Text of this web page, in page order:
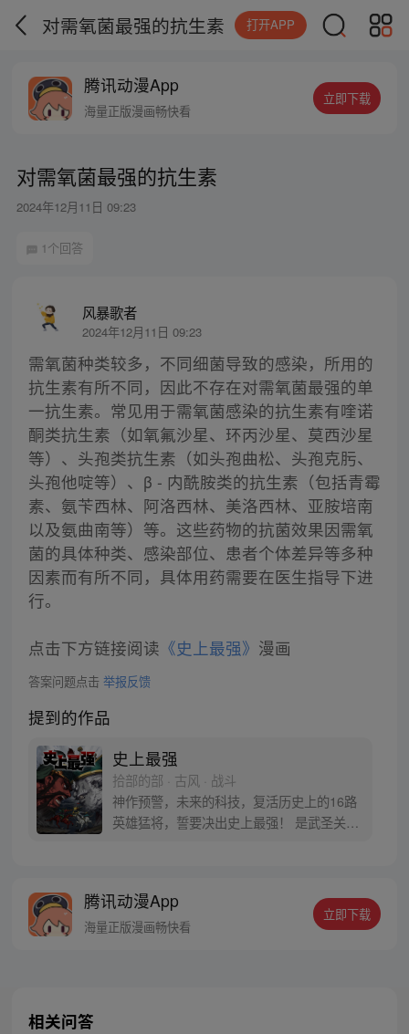
对需氧菌最强的抗生素 打开APP
腾讯动漫App
海量正版漫画畅快看
立即下载
对需氧菌最强的抗生素
2024年12月11日 09:23
1个回答
风暴歌者
2024年12月11日 09:23
需氧菌种类较多，不同细菌导致的感染，所用的
抗生素有所不同，因此不存在对需氧菌最强的单
一抗生素。常见用于需氧菌感染的抗生素有喹诺
酮类抗生素（如氧氟沙星、环丙沙星、莫西沙星
等）、头孢类抗生素（如头孢曲松、头孢克肟、
头孢他啶等）、β - 内酰胺类的抗生素（包括青霉
素、氨苄西林、阿洛西林、美洛西林、亚胺培南
以及氨曲南等）等。这些药物的抗菌效果因需氧
菌的具体种类、感染部位、患者个体差异等多种
因素而有所不同，具体用药需要在医生指导下进
行。
点击下方链接阅读 《史上最强》 漫画
答案问题点击 举报反馈
提到的作品
史上最强
拾部的部 · 古风 · 战斗
神作预警，未来的科技，复活历史上的16路
英雄猛将，誓要决出史上最强！ 是武圣关云
丝群：481670726
腾讯动漫App
海量正版漫画畅快看
立即下载
相关问答